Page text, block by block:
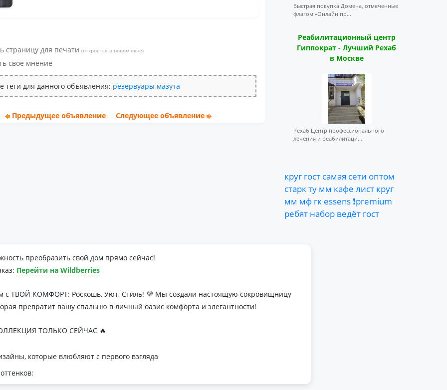
страницу для печати (откроется в новом окне)
своё мнение
теги для данного объявления: резервуары мазута
Предыдущее объявление Следующее объявление
Быстрая покупка Домена, отмеченные
флагом «Онлайн пр...
Реабилитационный центр
Гиппократ - Лучший Рехаб
в Москве
Рехаб Центр профессионального
лечения и реабилитаци...
круг гост самая сети оптом
старкту мм кафе лист круг
мм мф гк essens ❗premium
ребят набор ведёт гост
преобразить свой дом прямо сейчас!
Перейти на Wildberries
с ТВОЙ КОМФОРТ: Роскошь, Уют, Стиль! 💜 Мы создали настоящую сокровищницу
превратит вашу спальню в личный оазис комфорта и элегантности!
ТОЛЬКО СЕЙЧАС 🔥
которые влюбляют с первого взгляда